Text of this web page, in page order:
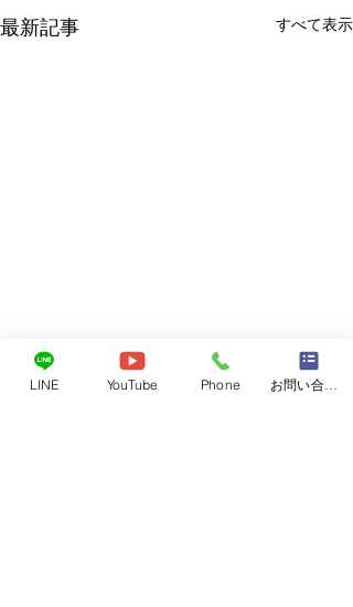
最新記事 すべて表示
LINE YouTube Phone お問い合わせフォーム